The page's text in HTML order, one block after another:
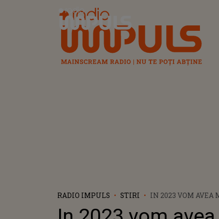
Radio Impuls
RADIO IMPULS STIRI
IN 2023 VOM AVEA
ZILE